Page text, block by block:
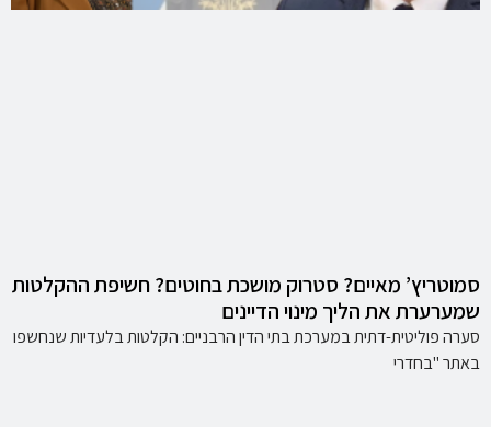
סמוטריץ’ מאיים? סטרוק מושכת בחוטים? חשיפת ההקלטות
שמערערת את הליך מינוי הדיינים
סערה פוליטית-דתית במערכת בתי הדין הרבניים: הקלטות בלעדיות שנחשפו
באתר "בחדרי